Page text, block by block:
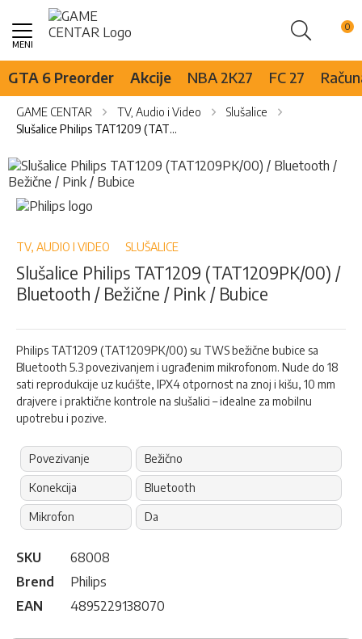
Pretraži
Skip
Content
GTA 6 Preorder Akcije NBA 2K27 FC 27
GAME CENTAR TV, Audio i Video
Slušalice
Slušalice Philips TAT1209 (TAT1209PK/00) / Bluetooth / Bežične / Pink / Bubice
Skip
to
the
end
the
images
gallery
Skip
to
beginning
the
images
TV, AUDIO I VIDEO SLUŠALICE
Slušalice Philips TAT1209 (TAT1209PK/00) /
Bluetooth / Bežične / Pink / Bubice
Philips TAT1209 (TAT1209PK/00) su TWS bežične bubice sa
Bluetooth 5.3 povezivanjem i ugrađenim mikrofonom. Nude do 18
sati reprodukcije uz kućište, IPX4 otpornost na znoj i kišu, 10 mm
drajvere i praktične kontrole na slušalici – idealne za mobilnu
upotrebu i pozive.
Povezivanje Bežično
Konekcija Bluetooth
Mikrofon Da
SKU
68008
Brend
Philips
EAN
4895229138070